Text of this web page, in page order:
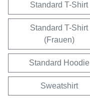
Standard T-Shirt
Standard T-Shirt
(Frauen)
Standard Hoodie
Sweatshirt